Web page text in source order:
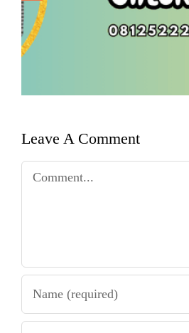
Leave A Comment
Comment